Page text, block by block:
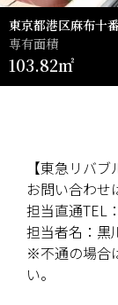
東京都港区麻布十
専有面積
103.82㎡
【東急リバブ
お問い合わせ
担当直通TEL
担当者名：黒
※不通の場合
い。